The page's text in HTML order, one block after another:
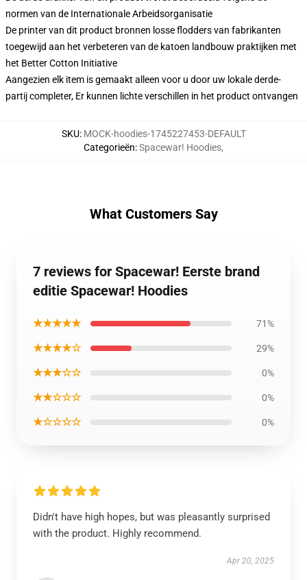
normen van de Internationale Arbeidsorganisatie
De printer van dit product bronnen losse flodders van fabrikanten
toegewijd aan het verbeteren van de katoen landbouw praktijken met
het Better Cotton Initiative
Aangezien elk item is gemaakt alleen voor u door uw lokale derde-
partij completer, Er kunnen lichte verschillen in het product ontvangen
SKU: MOCK-hoodies-1745227453-DEFAULT
Categorieën:Spacewar! Hoodies,
What Customers Say
7 reviews for Spacewar! Eerste brand
editie Spacewar! Hoodies
★★★★★ 71%
★★★★☆ 29%
★★★☆☆ 0%
★★☆☆☆ 0%
★☆☆☆☆ 0%
Didn't have high hopes, but was pleasantly surprised
with the product. Highly recommend.
Apr 20, 2025